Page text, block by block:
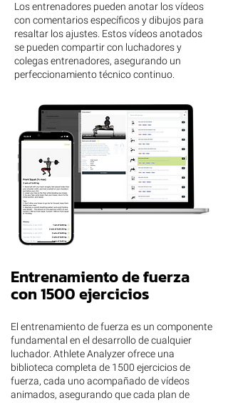
Los entrenadores pueden anotar los vídeos
con comentarios específicos y dibujos para
resaltar los ajustes. Estos vídeos anotados
se pueden compartir con luchadores y
colegas entrenadores, asegurando un
perfeccionamiento técnico continuo.
Entrenamiento de fuerza
con 1500 ejercicios
El entrenamiento de fuerza es un componente
fundamental en el desarrollo de cualquier
luchador. Athlete Analyzer ofrece una
biblioteca completa de 1500 ejercicios de
fuerza, cada uno acompañado de vídeos
animados, asegurando que cada plan de